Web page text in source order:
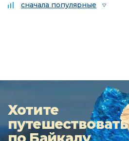
сначала популярные
Хотите
путешествовать